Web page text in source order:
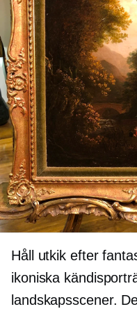
Håll utkik efter
ikoniska
landskapsscener.